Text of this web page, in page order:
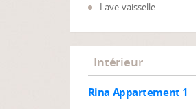
Lave-vaisselle
Intérieur
Rina Appartement 1